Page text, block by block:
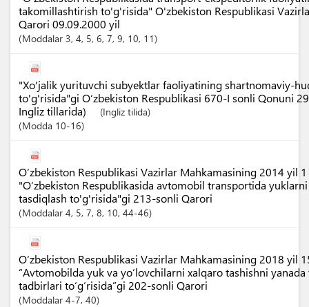
takomillashtirish to'g'risida" O'zbekiston Respublikasi
Qarori 09.09.2000 yil
Moddalar 3, 4, 5, 6, 7, 9, 10, 11
"Xo'jalik yurituvchi subyektlar faoliyatining shartnomaviy-
to'g'risida"gi O‘zbekiston Respublikasi 670-I sonli Qonuni
Ingliz tillarida)
(Ingliz tilida)
Modda 10-16
O‘zbekiston Respublikasi Vazirlar Mahkamasining 2014 yil
"O‘zbekiston Respublikasida avtomobil transportida
tasdiqlash to'g'risida"gi 213-sonli Qarori
Moddalar 4, 5, 7, 8, 10, 44-46
O‘zbekiston Respublikasi Vazirlar Mahkamasining 2018 yil
“Avtomobilda yuk va yo‘lovchilarni xalqaro tashishni
tadbirlari to‘g‘risida”gi 202-sonli Qarori
Moddalar 4-7, 40